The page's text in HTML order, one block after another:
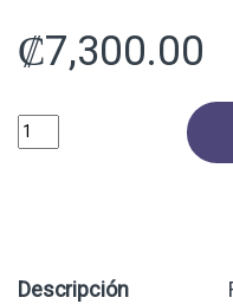
₡7,300.00
MEMORIA USB 128 ADATA
Descripción